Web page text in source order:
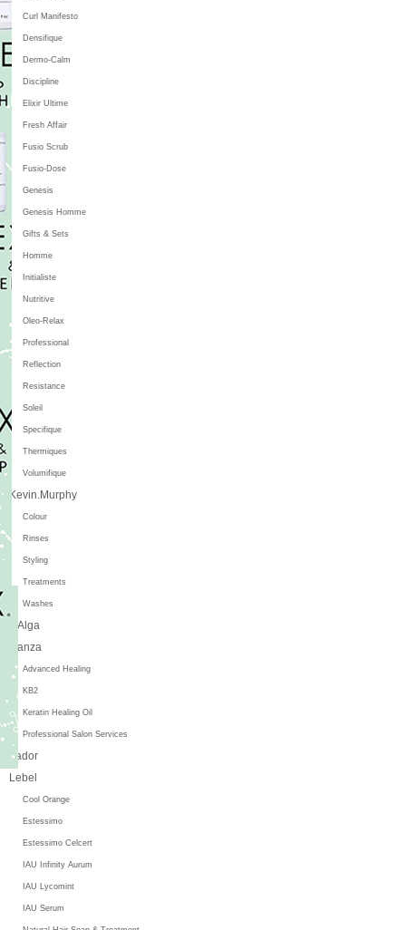
Curl Manifesto
Densifique
Dermo-Calm
Discipline
Elixir Ultime
Fresh Affair
Fusio Scrub
Fusio-Dose
Genesis
Genesis Homme
Gifts & Sets
Homme
Initialiste
Nutritive
Oleo-Relax
Professional
Reflection
Resistance
Soleil
Specifique
Thermiques
Volumifique
Kevin.Murphy
Colour
Rinses
Styling
Treatments
Washes
L'Alga
L'anza
Advanced Healing
KB2
Keratin Healing Oil
Professional Salon Services
Lador
Lebel
Cool Orange
Estessimo
Estessimo Celcert
IAU Infinity Aurum
IAU Lycomint
IAU Serum